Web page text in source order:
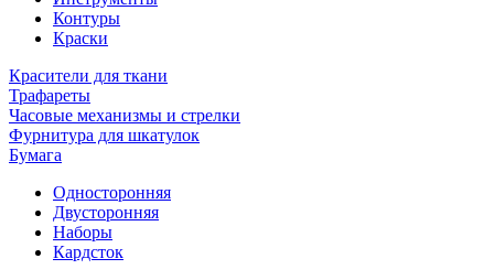
Контуры
Краски
Красители для ткани
Трафареты
Часовые механизмы и стрелки
Фурнитура для шкатулок
Бумага
Односторонняя
Двусторонняя
Наборы
Кардсток